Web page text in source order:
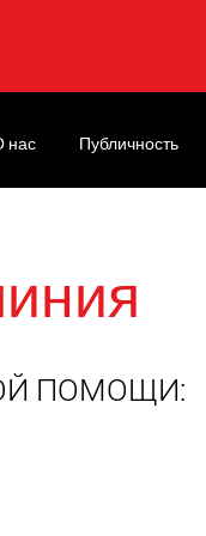
ПОМОЩИ:
нас Публичность